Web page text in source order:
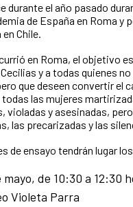
durante el año pasado
de España en Roma y
Chile.
en Roma, el objetivo
y a todas quienes
que deseen convertir el
las mujeres
violadas y asesinadas,
las precarizadas y las
de ensayo tendrán lugar
mayo, de 10:30 a 12:30
Violeta Parra